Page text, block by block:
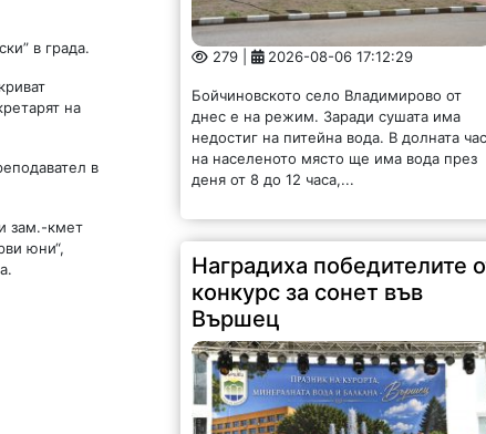
в града.
на
в
зам.-кмет
юни“,
130 | 2026-08-06 15:40:39
За девета поредна година във Вършец
награждаването се състоя пред НЧ
„Христо Ботев 1900“ и бе част от...
Откриха клуб за настолни
игри в Орешец